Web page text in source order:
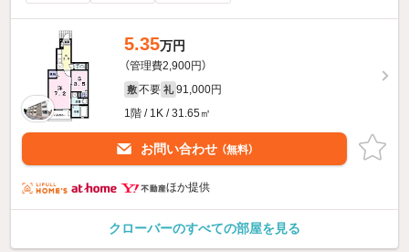
5.35万円
（管理費2,900円）
敷 不要 礼 91,000円
1階 / 1K / 31.65㎡
お問い合わせ （無料）
ほか提供
クローバーのすべての部屋を見る